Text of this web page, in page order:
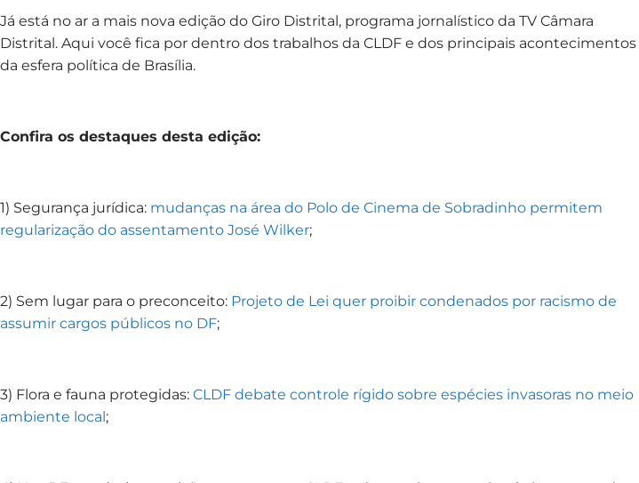
Já está no ar a mais nova edição do Giro Distrital, programa jornalístico da TV Câmara
Distrital. Aqui você fica por dentro dos trabalhos da CLDF e dos principais acontecimentos
da esfera política de Brasília.
Confira os destaques desta edição:
1) Segurança jurídica: mudanças na área do Polo de Cinema de Sobradinho permitem
regularização do assentamento José Wilker;
2) Sem lugar para o preconceito: Projeto de Lei quer proibir condenados por racismo de
assumir cargos públicos no DF;
3) Flora e fauna protegidas: CLDF debate controle rígido sobre espécies invasoras no meio
ambiente local;